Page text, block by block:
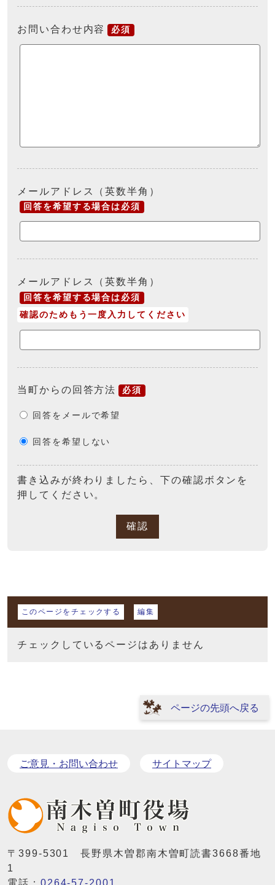
お問い合わせ内容 必須
メールアドレス（英数半角）
回答を希望する場合は必須
メールアドレス（英数半角）
回答を希望する場合は必須
確認のためもう一度入力してください
当町からの回答方法 必須
回答をメールで希望
回答を希望しない
書き込みが終わりましたら、下の確認ボタンを
押してください。
確認
マイページ
このページをチェックする 編集
チェックしているページはありません
ページの先頭へ戻る
ご意見・お問い合わせ サイトマップ
〒399-5301 長野県木曽郡南木曽町読書3668番地
1
電話： 0264-57-2001